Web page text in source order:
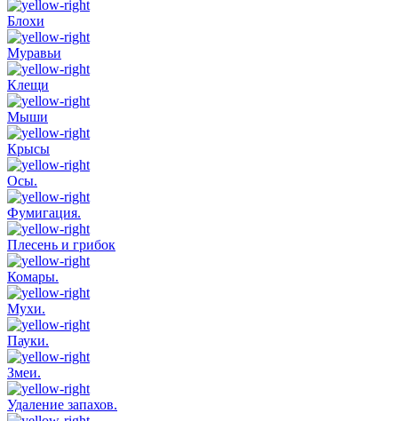
Блохи
Муравьи
Клещи
Мыши
Крысы
Осы.
Фумигация.
Плесень и грибок
Комары.
Мухи.
Пауки.
Змеи.
Удаление запахов.